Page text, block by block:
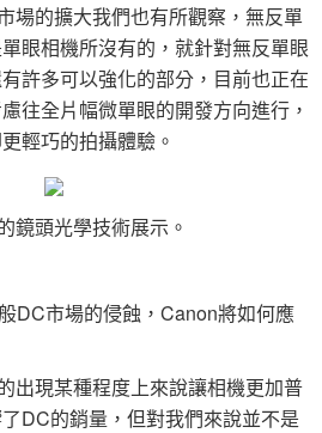
場的擴大我們也有所觀察，無反單
眼相機所沒有的，就針對無反單眼
許多可以強化的部分，目前也正在
往全片幅微單眼的開發方向進行，
輕巧的拍攝體驗。
鏡頭光學技術展示。
DC市場的侵蝕，Canon將如何應
出現某種程度上來說讓相機更加普
DC的銷量，但對我們來說並不是